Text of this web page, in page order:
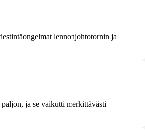
lennonjohtotornin ja
ja se vaikutti merkittävästi